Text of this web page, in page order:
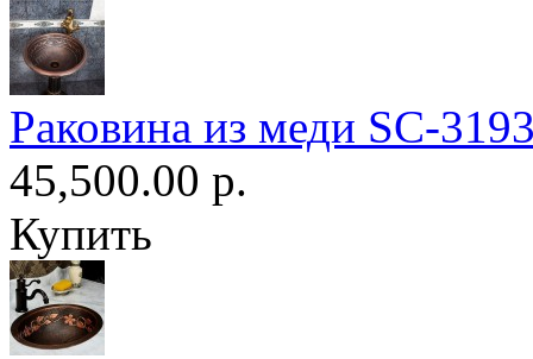
Раковина из меди SC-
45,500.00 р.
Купить